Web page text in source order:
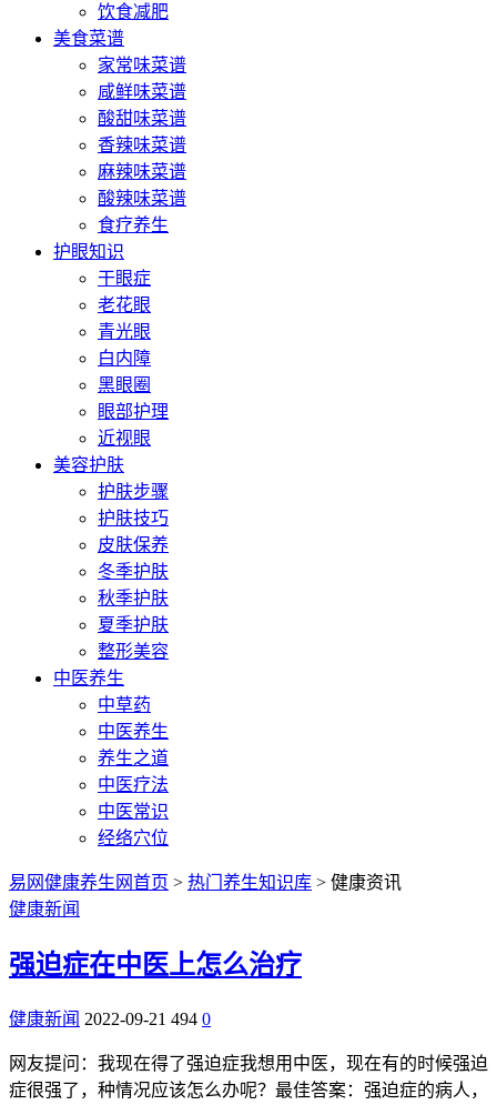
饮食减肥
美食菜谱
家常味菜谱
咸鲜味菜谱
酸甜味菜谱
香辣味菜谱
麻辣味菜谱
酸辣味菜谱
食疗养生
护眼知识
干眼症
老花眼
青光眼
白内障
黑眼圈
眼部护理
近视眼
美容护肤
护肤步骤
护肤技巧
皮肤保养
冬季护肤
秋季护肤
夏季护肤
整形美容
中医养生
中草药
中医养生
养生之道
中医疗法
中医常识
经络穴位
易网健康养生网首页 > 热门养生知识库 > 健康资讯
健康新闻
强迫症在中医上怎么治疗
健康新闻 2022-09-21 494 0
网友提问：我现在得了强迫症我想用中医，现在有的时候强迫
症很强了，种情况应该怎么办呢？最佳答案：强迫症的病人，